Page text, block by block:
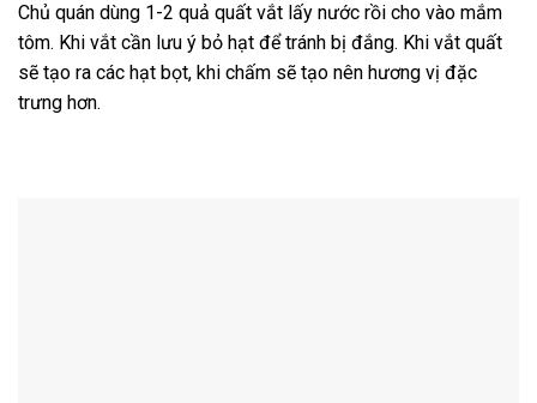
Chủ quán dùng 1-2 quả quất vắt lấy nước rồi cho vào mắm
tôm. Khi vắt cần lưu ý bỏ hạt để tránh bị đắng. Khi vắt quất
sẽ tạo ra các hạt bọt, khi chấm sẽ tạo nên hương vị đặc
trưng hơn.